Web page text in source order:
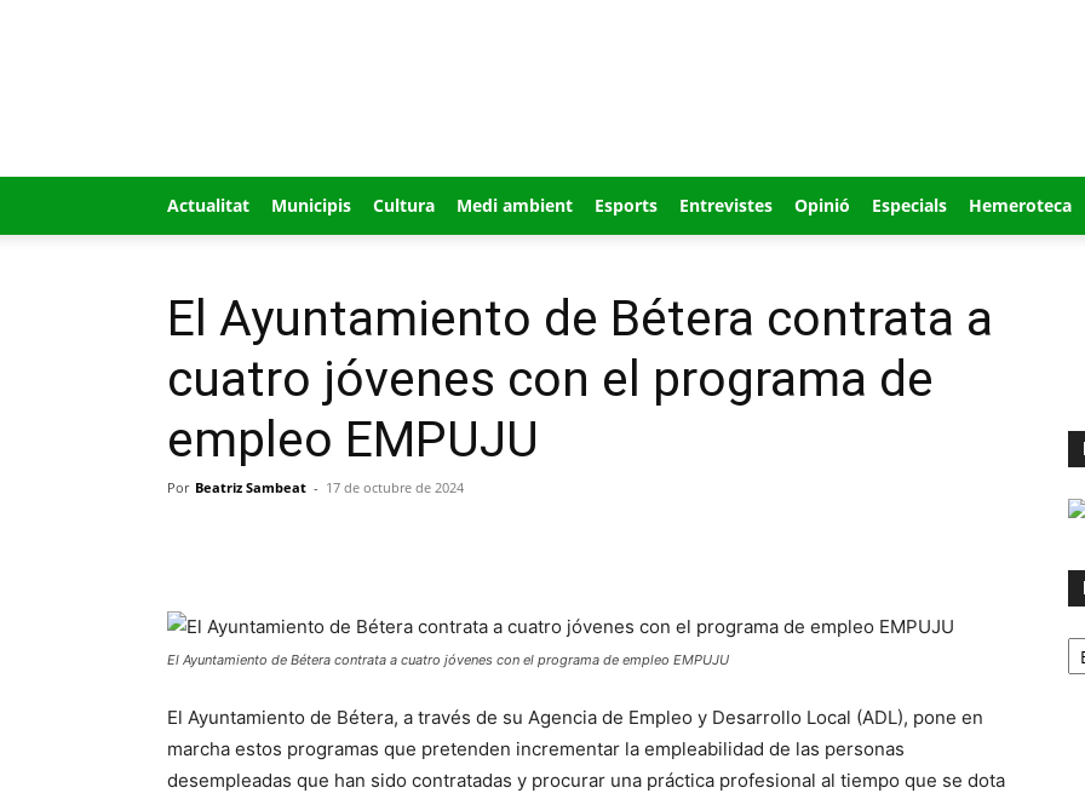
Actualitat Municipis Cultura Medi ambient Esports Entrevistes Opinió Especials Hemeroteca
El Ayuntamiento de Bétera contrata a
cuatro jóvenes con el programa de
empleo EMPUJU
Por Beatriz Sambeat - 17 de octubre de 2024
El Ayuntamiento de Bétera contrata a cuatro jóvenes con el programa de empleo EMPUJU
El Ayuntamiento de Bétera, a través de su Agencia de Empleo y Desarrollo Local (ADL), pone en
marcha estos programas que pretenden incrementar la empleabilidad de las personas
desempleadas que han sido contratadas y procurar una práctica profesional al tiempo que se dota